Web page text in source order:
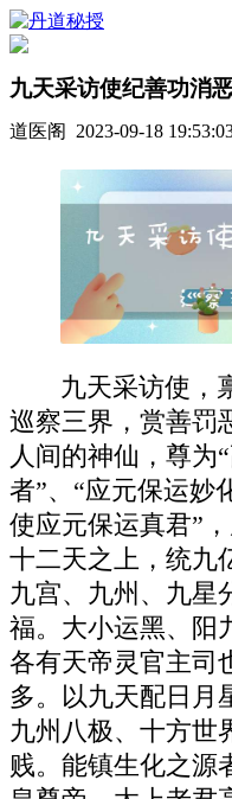
九天采访使纪善功消
道医阁 2023-09-18
九天采访使，
巡察三界，赏善罚
人间的神仙，尊为
者”、“应元保运妙
使应元保运真君”
十二天之上，统九
九宫、九州、九星
福。大小运黑、阳
各有天帝灵官主司
多。以九天配日月
九州八极、十方世
贱。能镇生化之源